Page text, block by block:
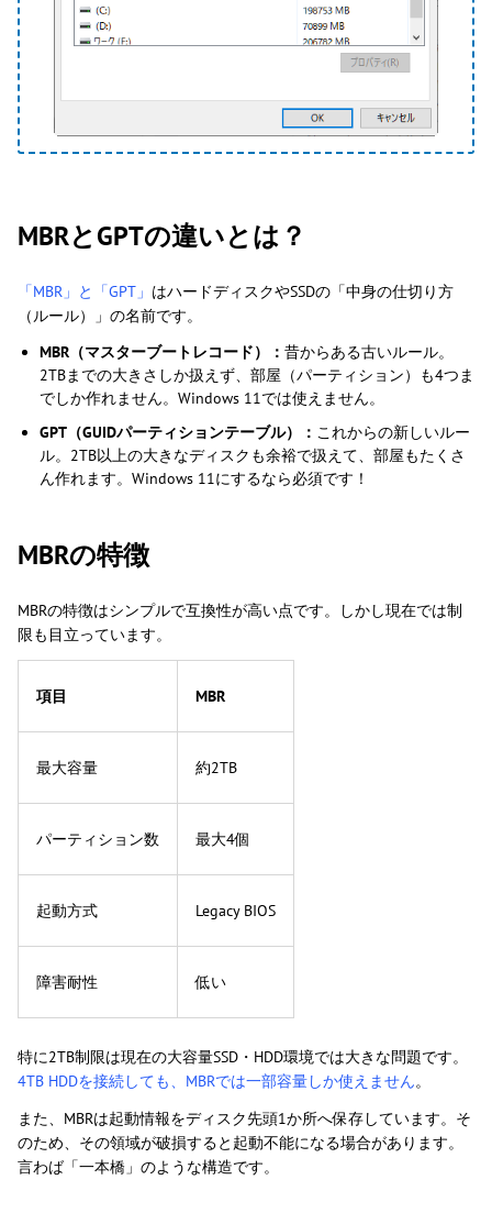
MBRとGPTの違いとは？
「MBR」と「GPT」 はハードディスクやSSDの「中身の仕切り方
（ルール）」の名前です。
MBR（マスターブートレコード）： 昔からある古いルール。
2TBまでの大きさしか扱えず、部屋（パーティション）も4つま
でしか作れません。Windows 11では使えません。
GPT（GUIDパーティションテーブル）： これからの新しいルー
ル。2TB以上の大きなディスクも余裕で扱えて、部屋もたくさ
ん作れます。Windows 11にするなら必須です！
MBRの特徴
MBRの特徴はシンプルで互換性が高い点です。しかし現在では制
限も目立っています。
項目 MBR
最大容量 約2TB
パーティション数 最大4個
起動方式 Legacy BIOS
障害耐性 低い
特に2TB制限は現在の大容量SSD・HDD環境では大きな問題です。
4TB HDDを接続しても、MBRでは一部容量しか使えません。
また、MBRは起動情報をディスク先頭1か所へ保存しています。そ
のため、その領域が破損すると起動不能になる場合があります。
言わば「一本橋」のような構造です。